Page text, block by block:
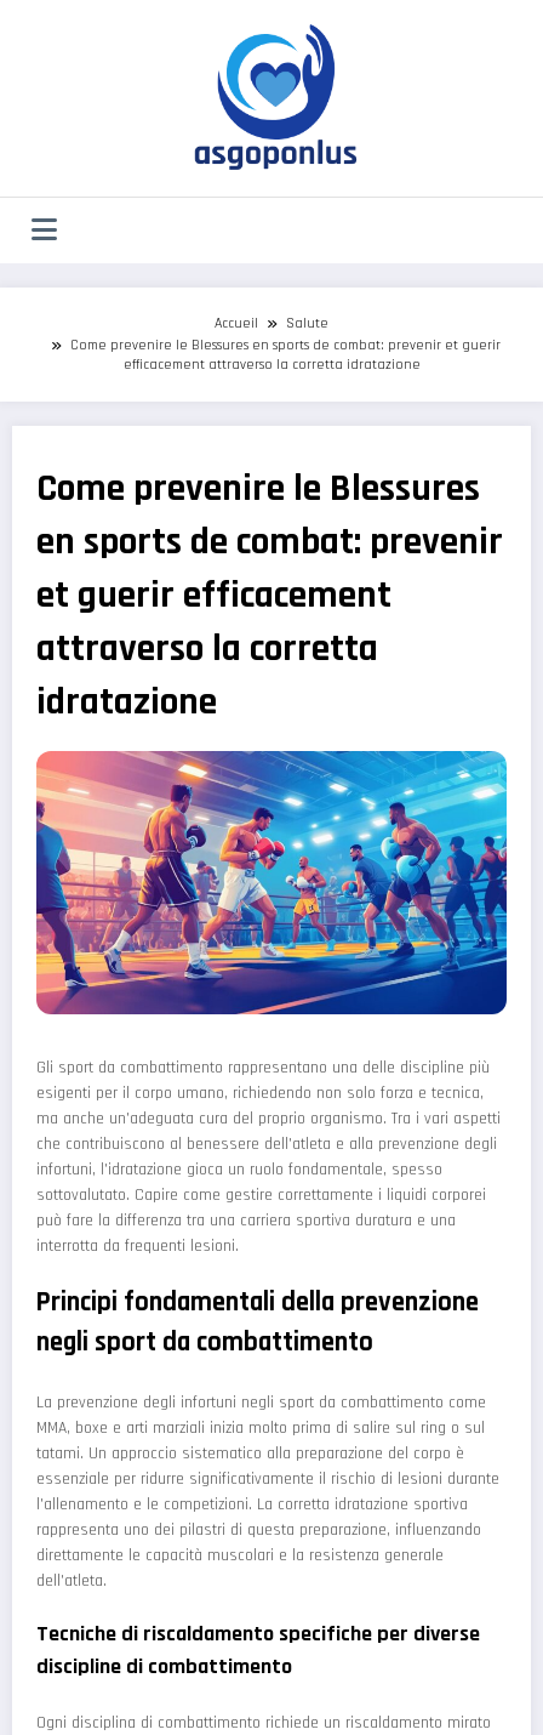
Accueil
Salute
Come prevenire le Blessures en sports de combat: prevenir et guerir
efficacement attraverso la corretta idratazione
Come prevenire le Blessures
en sports de combat: prevenir
et guerir efficacement
attraverso la corretta
idratazione
Gli sport da combattimento rappresentano una delle discipline più
esigenti per il corpo umano, richiedendo non solo forza e tecnica,
ma anche un'adeguata cura del proprio organismo. Tra i vari aspetti
che contribuiscono al benessere dell'atleta e alla prevenzione degli
infortuni, l'idratazione gioca un ruolo fondamentale, spesso
sottovalutato. Capire come gestire correttamente i liquidi corporei
può fare la differenza tra una carriera sportiva duratura e una
interrotta da frequenti lesioni.
Principi fondamentali della prevenzione
negli sport da combattimento
La prevenzione degli infortuni negli sport da combattimento come
MMA, boxe e arti marziali inizia molto prima di salire sul ring o sul
tatami. Un approccio sistematico alla preparazione del corpo è
essenziale per ridurre significativamente il rischio di lesioni durante
l'allenamento e le competizioni. La corretta idratazione sportiva
rappresenta uno dei pilastri di questa preparazione, influenzando
direttamente le capacità muscolari e la resistenza generale
dell'atleta.
Tecniche di riscaldamento specifiche per diverse
discipline di combattimento
Ogni disciplina di combattimento richiede un riscaldamento mirato